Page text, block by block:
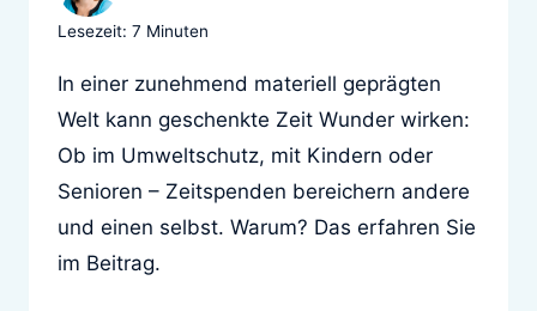
Lesezeit: 7 Minuten
In einer zunehmend materiell geprägten
Welt kann geschenkte Zeit Wunder wirken:
Ob im Umweltschutz, mit Kindern oder
Senioren – Zeitspenden bereichern andere
und einen selbst. Warum? Das erfahren Sie
im Beitrag.